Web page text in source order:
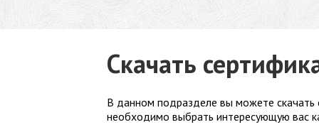
Скачать
В данном подразделе вы можете скачать
необходимо выбрать интересующую вас